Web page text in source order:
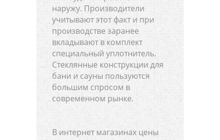
наружу. Производители
учитывают этот факт и при
производстве заранее
вкладывают в комплект
специальный уплотнитель.
Стеклянные конструкции для
бани и сауны пользуются
большим спросом в
современном рынке.
В интернет магазинах цены